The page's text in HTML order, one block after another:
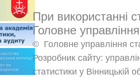
При використанні
Головне
© Головне управління
Розробник сайту:
статистики у Вінницькій